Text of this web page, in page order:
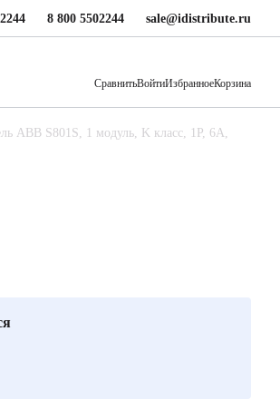
8 800 5502244 sale@idistribute.ru
СравнитьВойтиИзбранноеКорзина
ABB S801S, 1 модуль, K класс, 1P, 6А,